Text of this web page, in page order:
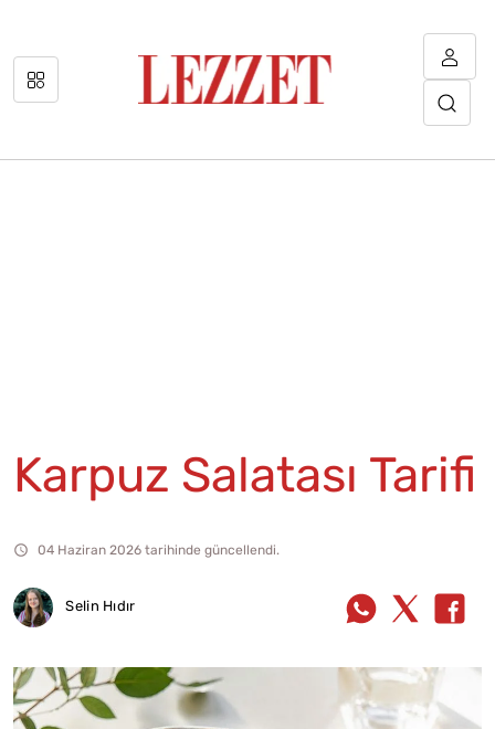
Karpuz Salatası Tarifi
04 Haziran 2026 tarihinde güncellendi.
Selin Hıdır